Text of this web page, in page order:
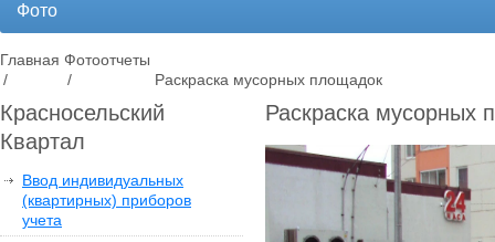
Фото
Главная
/
Фотоотчеты
/
Раскраска мусорных площадок
Красносельский
Квартал
Ввод индивидуальных
(квартирных) приборов
учета
Раскраска мусорных